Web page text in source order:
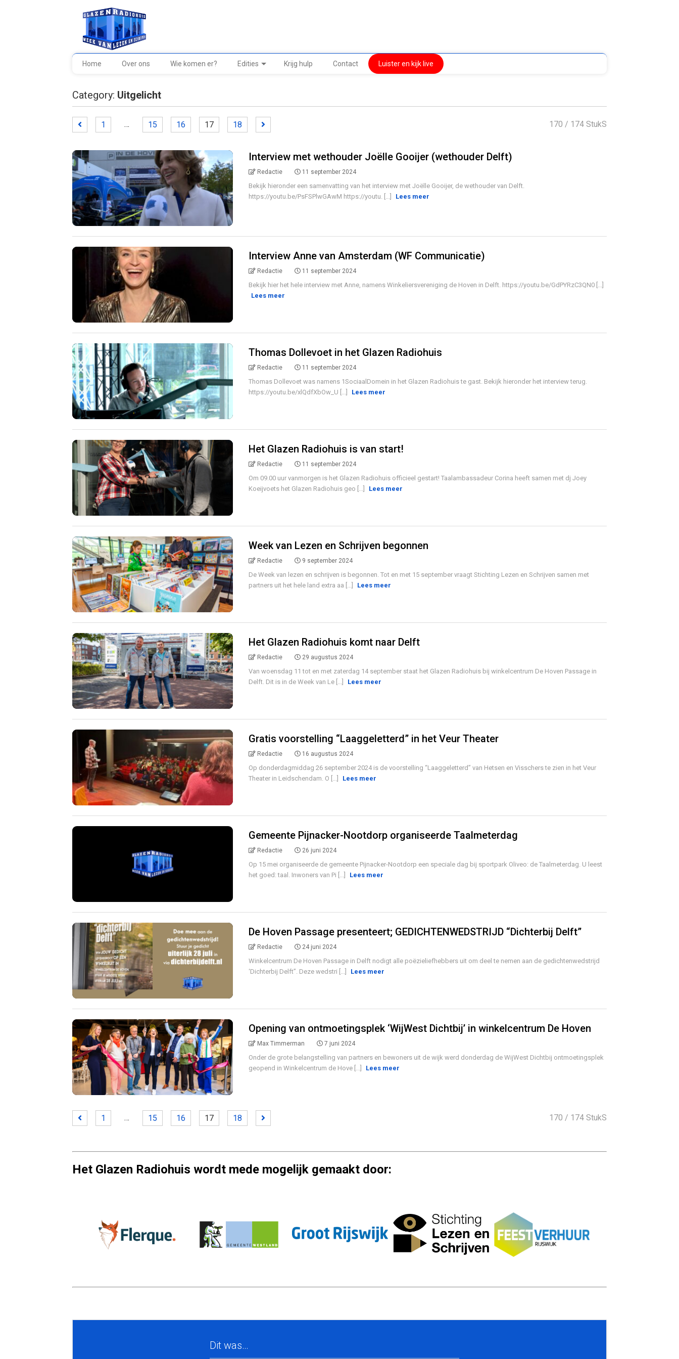
Home Over ons Wie komen er? Edities Krijg hulp Contact Luister en kijk live
Category: Uitgelicht
1 … 15 16 17 18 170 / 174 StukS
Interview met wethouder Joëlle Gooijer (wethouder Delft)
Redactie 11 september 2024
Bekijk hieronder een samenvatting van het interview met Joëlle Gooijer, de wethouder van Delft.
https://youtu.be/PsFSPlwGAwM https://youtu. [...]
Lees meer
Interview Anne van Amsterdam (WF Communicatie)
Redactie 11 september 2024
Bekijk hier het hele interview met Anne, namens Winkeliersvereniging de Hoven in Delft. https://youtu.be/GdPYRzC3QN0 [...]
Lees meer
Thomas Dollevoet in het Glazen Radiohuis
Redactie 11 september 2024
Thomas Dollevoet was namens 1SociaalDomein in het Glazen Radiohuis te gast. Bekijk hieronder het interview terug.
https://youtu.be/xlQdfXbOw_U [...]
Lees meer
Het Glazen Radiohuis is van start!
Redactie 11 september 2024
Om 09.00 uur vanmorgen is het Glazen Radiohuis officieel gestart! Taalambassadeur Corina heeft samen met dj Joey
Koeijvoets het Glazen Radiohuis geo [...]
Lees meer
Week van Lezen en Schrijven begonnen
Redactie 9 september 2024
De Week van lezen en schrijven is begonnen. Tot en met 15 september vraagt Stichting Lezen en Schrijven samen met
partners uit het hele land extra aa [...]
Lees meer
Het Glazen Radiohuis komt naar Delft
Redactie 29 augustus 2024
Van woensdag 11 tot en met zaterdag 14 september staat het Glazen Radiohuis bij winkelcentrum De Hoven Passage in
Delft. Dit is in de Week van Le [...]
Lees meer
Gratis voorstelling “Laaggeletterd” in het Veur Theater
Redactie 16 augustus 2024
Op donderdagmiddag 26 september 2024 is de voorstelling “Laaggeletterd” van Hetsen en Visschers te zien in het Veur
Theater in Leidschendam. O [...]
Lees meer
Gemeente Pijnacker-Nootdorp organiseerde Taalmeterdag
Redactie 26 juni 2024
Op 15 mei organiseerde de gemeente Pijnacker-Nootdorp een speciale dag bij sportpark Oliveo: de Taalmeterdag. U leest
het goed: taal. Inwoners van Pi [...]
Lees meer
De Hoven Passage presenteert; GEDICHTENWEDSTRIJD “Dichterbij Delft”
Redactie 24 juni 2024
Winkelcentrum De Hoven Passage in Delft nodigt alle poëzieliefhebbers uit om deel te nemen aan de gedichtenwedstrijd
‘Dichterbij Delft”. Deze wedstri [...]
Lees meer
Opening van ontmoetingsplek ‘WijWest Dichtbij’ in winkelcentrum De Hoven
Max Timmerman 7 juni 2024
Onder de grote belangstelling van partners en bewoners uit de wijk werd donderdag de WijWest Dichtbij ontmoetingsplek
geopend in Winkelcentrum de Hove [...]
Lees meer
1 … 15 16 17 18 170 / 174 StukS
Het Glazen Radiohuis wordt mede mogelijk gemaakt door:
Dit was…